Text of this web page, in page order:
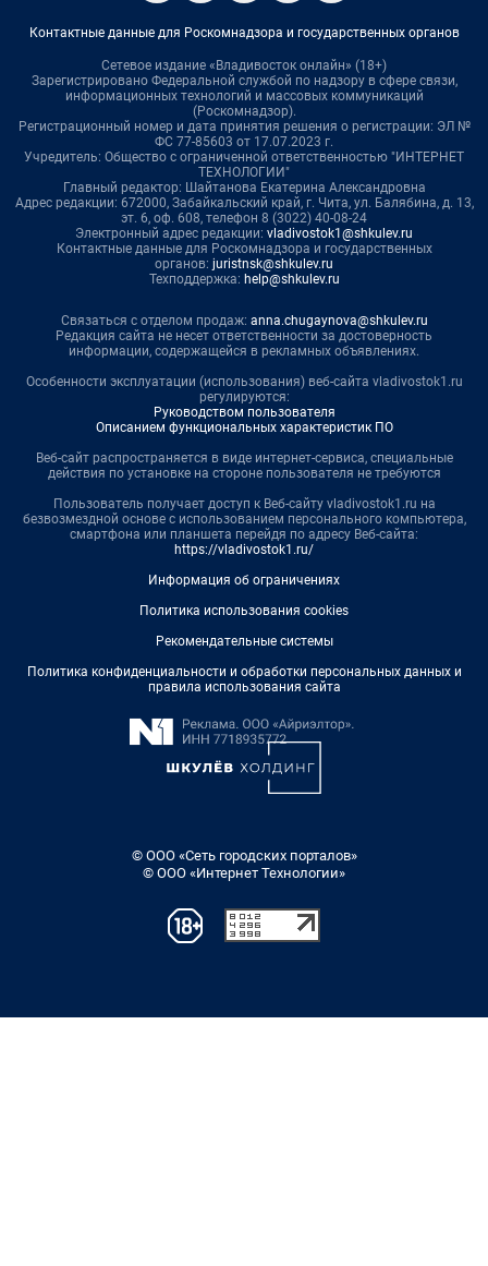
Контактные данные для Роскомнадзора и государственных органов
Сетевое издание «Владивосток онлайн» (18+)
Зарегистрировано Федеральной службой по надзору в сфере связи,
информационных технологий и массовых коммуникаций
(Роскомнадзор).
Регистрационный номер и дата принятия решения о регистрации: ЭЛ №
ФС 77-85603 от 17.07.2023 г.
Учредитель: Общество с ограниченной ответственностью "ИНТЕРНЕТ
ТЕХНОЛОГИИ"
Главный редактор: Шайтанова Екатерина Александровна
Адрес редакции: 672000, Забайкальский край, г. Чита, ул. Балябина, д. 13,
эт. 6, оф. 608, телефон 8 (3022) 40-08-24
Электронный адрес редакции: vladivostok1@shkulev.ru
Контактные данные для Роскомнадзора и государственных
органов: juristnsk@shkulev.ru
Техподдержка: help@shkulev.ru
Связаться с отделом продаж: anna.chugaynova@shkulev.ru
Редакция сайта не несет ответственности за достоверность
информации, содержащейся в рекламных объявлениях.
Особенности эксплуатации (использования) веб-сайта vladivostok1.ru
регулируются:
Руководством пользователя
Описанием функциональных характеристик ПО
Веб-сайт распространяется в виде интернет-сервиса, специальные
действия по установке на стороне пользователя не требуются
Пользователь получает доступ к Веб-сайту vladivostok1.ru на
безвозмездной основе с использованием персонального компьютера,
смартфона или планшета перейдя по адресу Веб-сайта:
https://vladivostok1.ru/
Информация об ограничениях
Политика использования cookies
Рекомендательные системы
Политика конфиденциальности и обработки персональных данных и
правила использования сайта
© ООО «Сеть городских порталов»
© ООО «Интернет Технологии»